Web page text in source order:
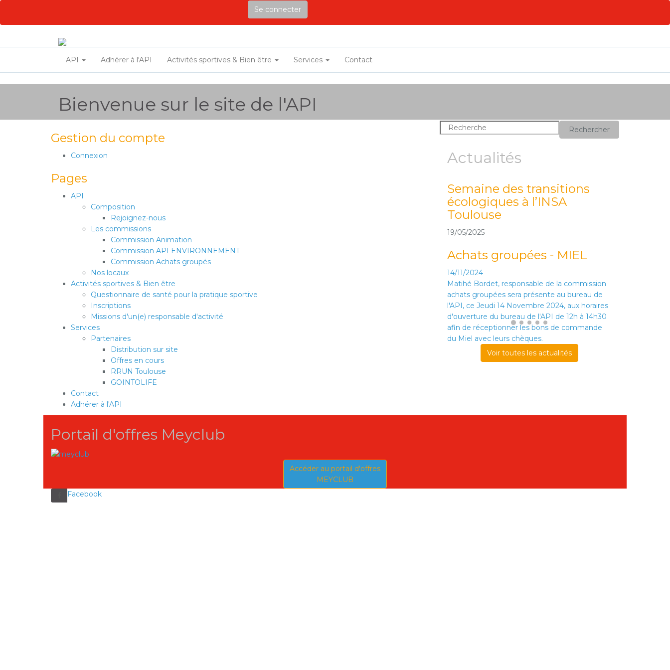
Se connecter
API Adhérer à l'API Activités sportives & Bien être Services Contact
Bienvenue sur le site de l'API
Gestion du compte
Connexion
Pages
API
Composition
Rejoignez-nous
Les commissions
Commission Animation
Commission API ENVIRONNEMENT
Commission Achats groupés
Nos locaux
Activités sportives & Bien être
Questionnaire de santé pour la pratique sportive
Inscriptions
Missions d'un(e) responsable d'activité
Services
Partenaires
Distribution sur site
Offres en cours
RRUN Toulouse
GOINTOLIFE
Contact
Adhérer à l'API
Rechercher
Actualités
Semaine des transitions
écologiques à l’INSA
Toulouse
19/05/2025
Achats groupées - MIEL
14/11/2024
Matihé Bordet, responsable de la commission
achats groupées sera présente au bureau de
l'API, ce Jeudi 14 Novembre 2024, aux horaires
d'ouverture du bureau de l'API de 12h à 14h30
afin de réceptionner les bons de commande
du Miel avec leurs chèques.
Voir toutes les actualités
Portail d'offres Meyclub
Accéder au portail d'offres
MEYCLUB
Facebook